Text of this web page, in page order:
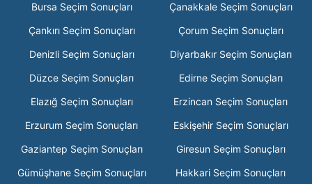
Bursa Seçim Sonuçları
Çanakkale Seçim Sonuçları
Çankırı Seçim Sonuçları
Çorum Seçim Sonuçları
Denizli Seçim Sonuçları
Diyarbakır Seçim Sonuçları
Düzce Seçim Sonuçları
Edirne Seçim Sonuçları
Elazığ Seçim Sonuçları
Erzincan Seçim Sonuçları
Erzurum Seçim Sonuçları
Eskişehir Seçim Sonuçları
Gaziantep Seçim Sonuçları
Giresun Seçim Sonuçları
Gümüşhane Seçim Sonuçları
Hakkari Seçim Sonuçları